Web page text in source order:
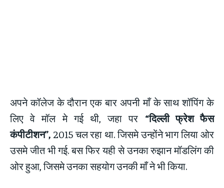
अपने कॉलेज के दौरान एक बार अपनी माँ के साथ शॉपिंग के
लिए वे मॉल मे गई थी, जहा पर “दिल्ली फ्रेश फैस
कंपीटीशन”, 2015 चल रहा था. जिसमे उन्होंने भाग लिया ओर
उसमे जीत भी गई. बस फिर यही से उनका रुझान मॉडलिंग की
ओर हुआ, जिसमे उनका सहयोग उनकी माँ ने भी किया.